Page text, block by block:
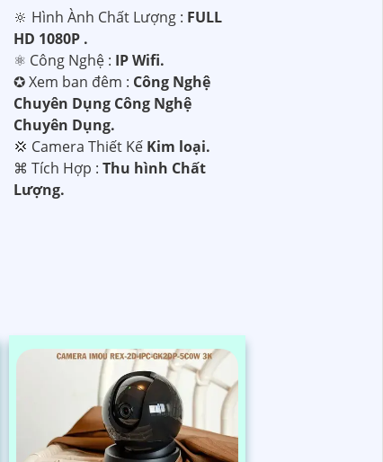
🔆 Hình Ành Chất Lượng : FULL
HD 1080P .
⚛️ Công Nghệ : IP Wifi.
✪ Xem ban đêm : Công Nghệ
Chuyên Dụng Công Nghệ
Chuyên Dụng.
💢 Camera Thiết Kế Kim loại.
️⌘ Tích Hợp : Thu hình Chất
Lượng.